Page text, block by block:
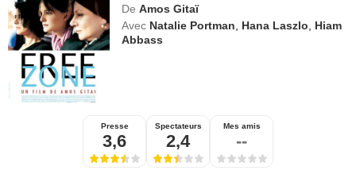
De Amos Gitaï
Avec Natalie Portman, Hana Laszlo, Hiam
Abbass
Presse
3,6
Spectateurs
2,4
Mes amis
--